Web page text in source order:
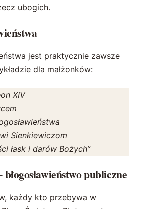
ubogich.
jest praktycznie zawsze
dla małżonków:
XIV
Sienkiewiczom
łask i darów Bożych”
publiczne
każdy kto przebywa w